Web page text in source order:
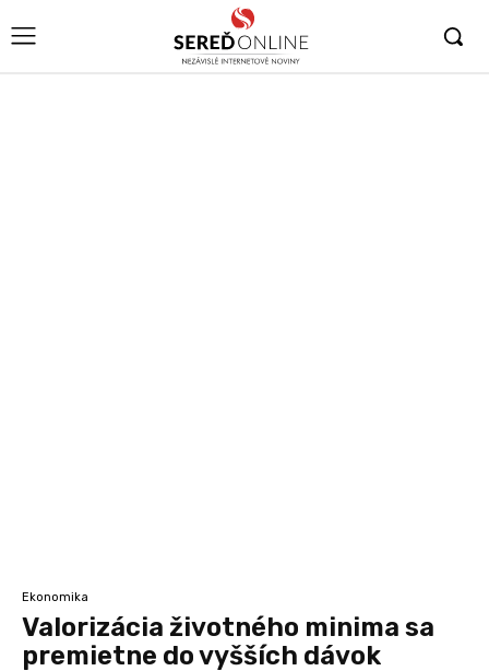
Ekonomika
Valorizácia životného minima sa
premietne do vyšších dávok